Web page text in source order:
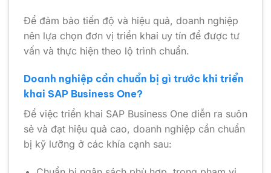
Để đảm bảo tiến độ và hiệu quả, doanh nghiệp
nên lựa chọn đơn vị triển khai uy tín để được tư
vấn và thực hiện theo lộ trình chuẩn.
Doanh nghiệp cần chuẩn bị gì trước khi triển
khai SAP Business One?
Để việc triển khai SAP Business One diễn ra suôn
sẻ và đạt hiệu quả cao, doanh nghiệp cần chuẩn
bị kỹ lưỡng ở các khía cạnh sau: